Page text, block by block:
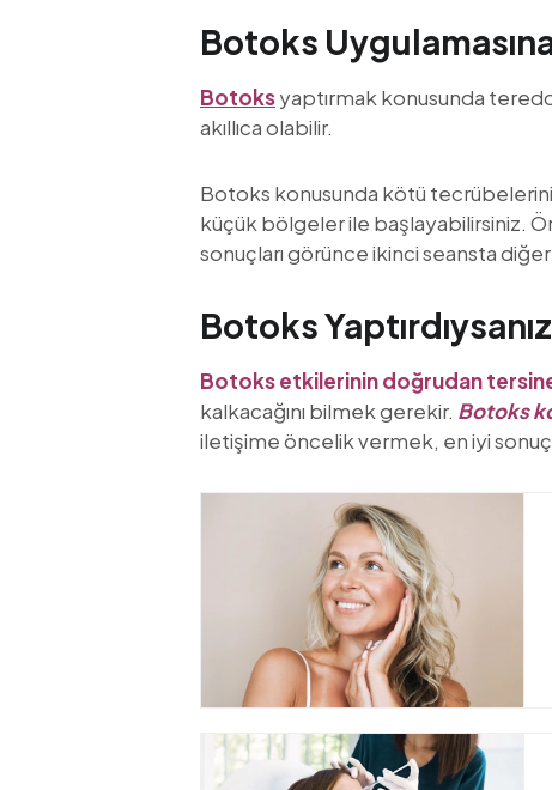
Botoks
Botoksyaptırmak konusunda
akıllıca olabilir.
Botoks konusunda kötü
küçük bölgeler ile başlayabilirsiniz.
sonuçları görünce ikinci seansta
Botoks
Botoks etkilerinin doğrudan
kalkacağını bilmek gerekir. Botoks
iletişime öncelik vermek, en iyi